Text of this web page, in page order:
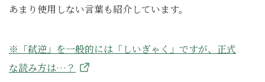
あまり使用しない言葉も紹介しています。
※「弑逆」を一般的には「しいぎゃく」ですが、正式
な読み方は…？